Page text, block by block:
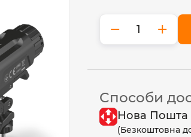
− +
Способи
Нова Пошта
(Безкоштовна